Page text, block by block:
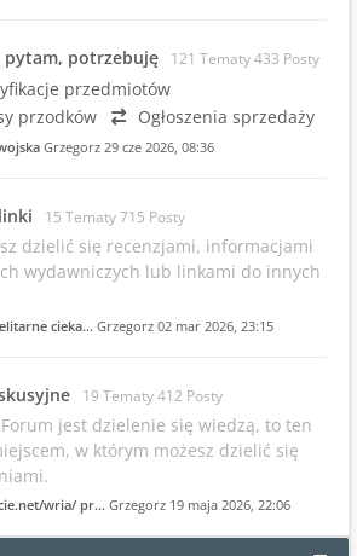
pytam, potrzebuję 121 Tematy 433 Posty
przedmiotów
przodków
Ogłoszenia sprzedaży
Grzegorz 29 cze 2026, 08:36
15 Tematy 715 Posty
dzielić się recenzjami, informacjami
wydawniczych lub linkami do innych
cieka… Grzegorz 02 mar 2026, 23:15
19 Tematy 412 Posty
jest dzielenie się wiedzą, to ten
w którym możesz dzielić się
wria/ pr… Grzegorz 19 maja 2026, 22:06